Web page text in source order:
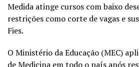
Medida atinge cursos com baixo
restrições como corte de vagas e
Fies.
O Ministério da Educação (MEC)
de Medicina em todo o país após